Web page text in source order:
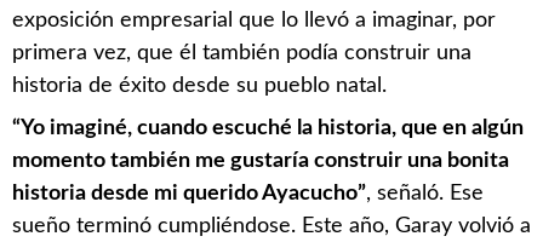
exposición empresarial que lo llevó a imaginar, por
primera vez, que él también podía construir una
historia de éxito desde su pueblo natal.
“Yo imaginé, cuando escuché la historia, que en algún
momento también me gustaría construir una bonita
historia desde mi querido Ayacucho”, señaló. Ese
sueño terminó cumpliéndose. Este año, Garay volvió a